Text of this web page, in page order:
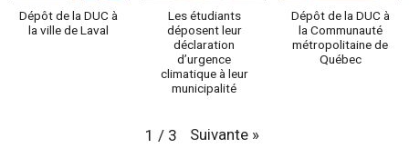
Dépôt de la DUC à
la ville de Laval
Les étudiants
déposent leur
déclaration
d’urgence
climatique à leur
municipalité
Dépôt de la DUC à
la Communauté
métropolitaine de
Québec
1 / 3 Suivante »